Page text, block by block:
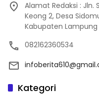
Alamat Redaksi : Jln.
Keong 2, Desa
Kabupaten Lampung
082162360534
Kategori